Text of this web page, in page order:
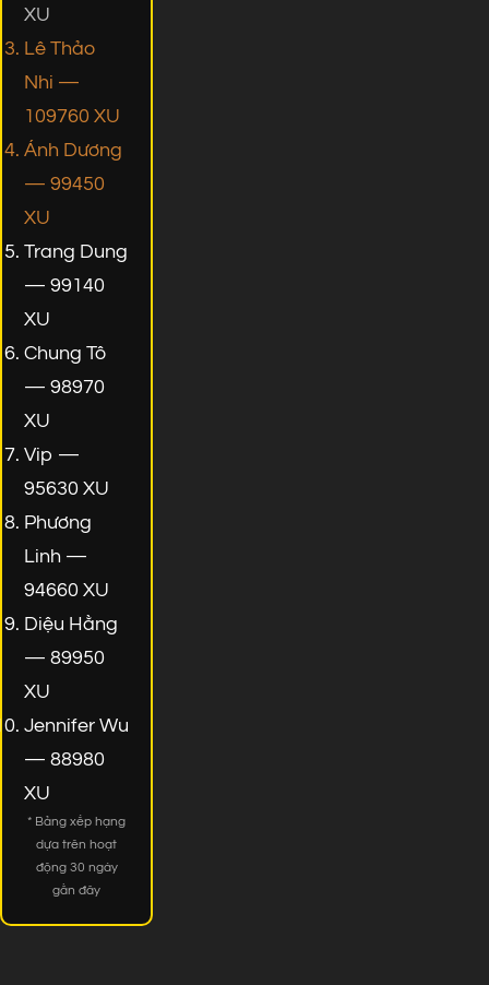
XU
Lê Thảo
Nhi —
109760 XU
Ánh Dương
— 99450
XU
Trang Dung
— 99140
XU
Chung Tô
— 98970
XU
Vip —
95630 XU
Phương
Linh —
94660 XU
Diệu Hằng
— 89950
XU
Jennifer Wu
— 88980
XU
* Bảng xếp hạng
dựa trên hoạt
động 30 ngày
gần đây